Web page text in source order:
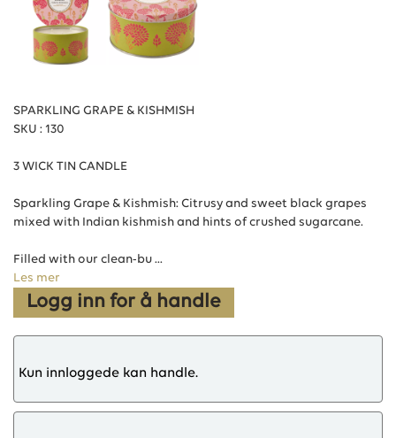
SPARKLING GRAPE & KISHMISH
SKU : 130
3 WICK TIN CANDLE
Sparkling Grape & Kishmish: Citrusy and sweet black grapes
mixed with Indian kishmish and hints of crushed sugarcane.
Filled with our clean-bu ...
Les mer
Logg inn for å handle
Kun innloggede kan handle.